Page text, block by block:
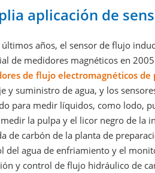
aplicación de
últimos años, el sensor de flujo
de medidores magnéticos en
de flujo electromagnéticos de
y suministro de agua, y los
para medir líquidos, como lodo,
la pulpa y el licor negro de la
de carbón de la planta de
del agua de enfriamiento y el
y control de flujo hidráulico de